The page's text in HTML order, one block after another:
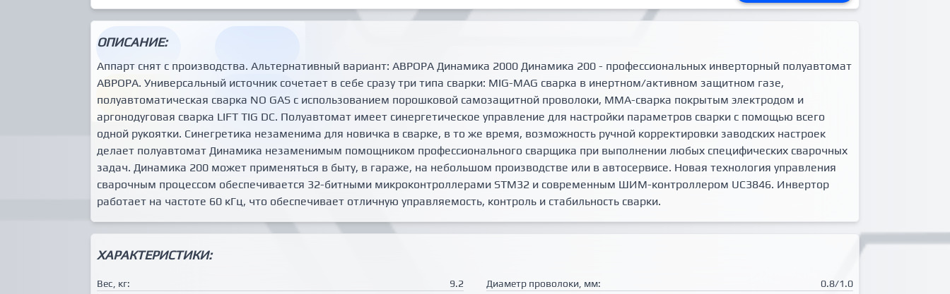
ОПИСАНИЕ:
Аппарт снят с производства. Альтернативный вариант: АВРОРА Динамика 2000 Динамика 200 - профессиональных инверторный полуавтомат
АВРОРА. Универсальный источник сочетает в себе сразу три типа сварки: MIG-MAG сварка в инертном/активном защитном газе,
полуавтоматическая сварка NO GAS с использованием порошковой самозащитной проволоки, ММА-сварка покрытым электродом и
аргонодуговая сварка LIFT TIG DC. Полуавтомат имеет синергетическое управление для настройки параметров сварки с помощью всего
одной рукоятки. Синегретика незаменима для новичка в сварке, в то же время, возможность ручной корректировки заводских настроек
делает полуавтомат Динамика незаменимым помощником профессионального сварщика при выполнении любых специфических сварочных
задач. Динамика 200 может применяться в быту, в гараже, на небольшом производстве или в автосервисе. Новая технология управления
сварочным процессом обеспечивается 32-битными микроконтроллерами STM32 и современным ШИМ-контроллером UC3846. Инвертор
работает на частоте 60 кГц, что обеспечивает отличную управляемость, контроль и стабильность сварки.
ХАРАКТЕРИСТИКИ:
Вес, кг: 9.2 Диаметр проволоки, мм:
0.8/1.0